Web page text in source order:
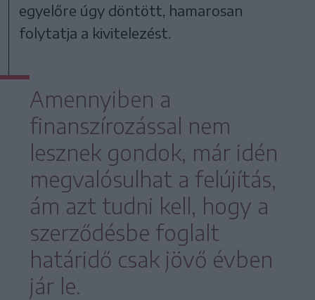
egyelőre úgy döntött, hamarosan
folytatja a kivitelezést.
Amennyiben a
finanszírozással nem
lesznek gondok, már idén
megvalósulhat a felújítás,
ám azt tudni kell, hogy a
szerződésbe foglalt
határidő csak jövő évben
jár le.